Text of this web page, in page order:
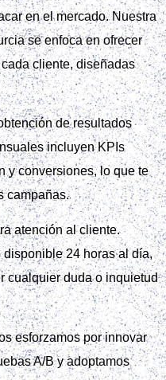
en el mercado. Nuestra
se enfoca en ofrecer
cliente, diseñadas
de resultados
incluyen KPIs
y conversiones, lo que te
campañas.
atención al cliente.
24 horas al día,
cualquier duda o inquietud
esforzamos por innovar
A/B y adoptamos